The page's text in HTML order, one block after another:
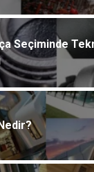
Seçiminde